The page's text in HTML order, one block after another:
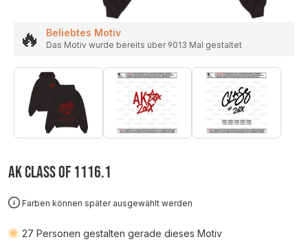
🔥 Beliebtes Motiv
Das Motiv wurde bereits über 9013 Mal gestaltet
AK CLASS OF 1116.1
Farben können später ausgewählt werden
27 Personen gestalten gerade dieses Motiv